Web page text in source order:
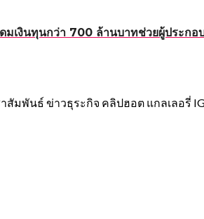
เงินทุนกว่า 700 ล้านบาทช่วยผู้ประกอ
สัมพันธ์ ข่าวธุระกิจ คลิปฮอต แกลเลอรี่